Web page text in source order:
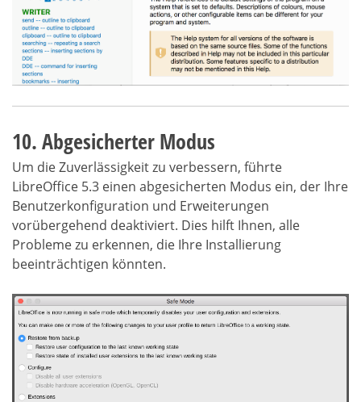
10. Abgesicherter Modus
Um die Zuverlässigkeit zu verbessern, führte
LibreOffice 5.3 einen abgesicherten Modus ein, der Ihre
Benutzerkonfiguration und Erweiterungen
vorübergehend deaktiviert. Dies hilft Ihnen, alle
Probleme zu erkennen, die Ihre Installierung
beeinträchtigen könnten.